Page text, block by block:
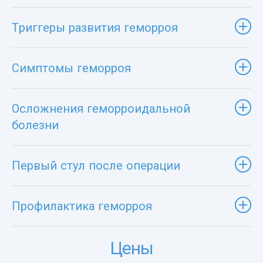
Триггеры развития геморроя
Симптомы геморроя
Осложнения геморроидальной
болезни
Первый стул после операции
Профилактика геморроя
Цены